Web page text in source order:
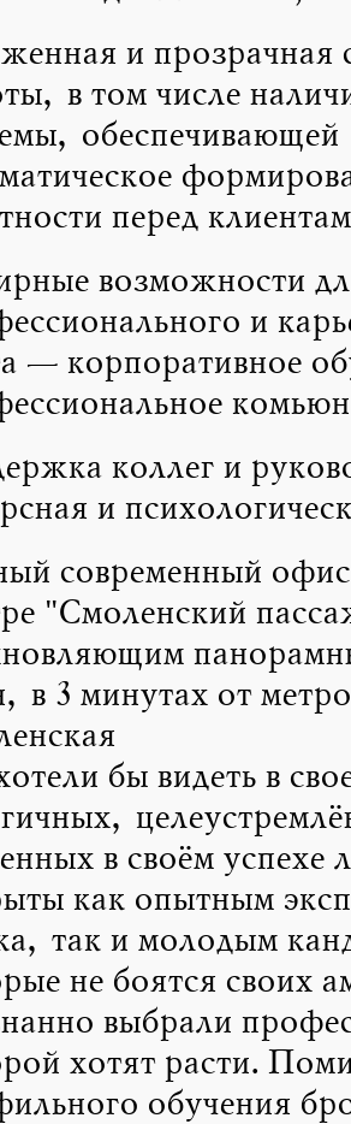
и прозрачная
в том числе
обеспечивающей
перед
возможности
и
— корпоративное
коллег и
и
современный офис
"Смоленский
в 3 минутах от метро
бы видеть в
в своём
как опытным
так и молодым
не боятся своих
выбрали
хотят расти.
обучения